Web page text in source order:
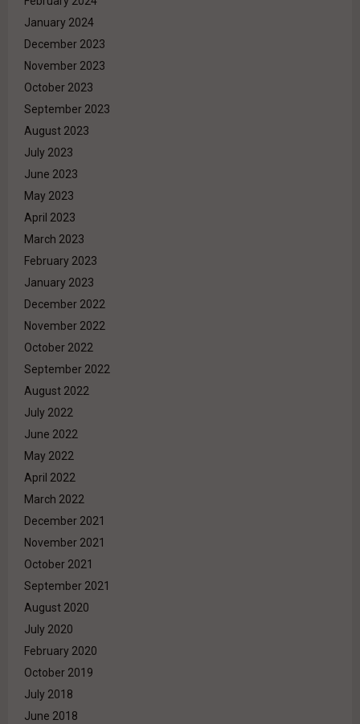
January 2024
December 2023
November 2023
October 2023
September 2023
August 2023
July 2023
June 2023
May 2023
April 2023
March 2023
February 2023
January 2023
December 2022
November 2022
October 2022
September 2022
August 2022
July 2022
June 2022
May 2022
April 2022
March 2022
December 2021
November 2021
October 2021
September 2021
August 2020
July 2020
February 2020
October 2019
July 2018
June 2018